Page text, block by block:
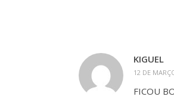
KIGUEL
12 DE
FICOU